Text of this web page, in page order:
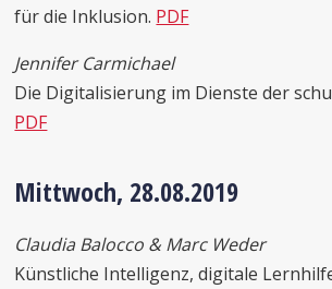
für die Inklusion. PDF
Jennifer Carmichael
Die Digitalisierung im Dienste der
PDF
Mittwoch, 28.08.2019
Claudia Balocco & Marc Weder
Künstliche Intelligenz, digitale